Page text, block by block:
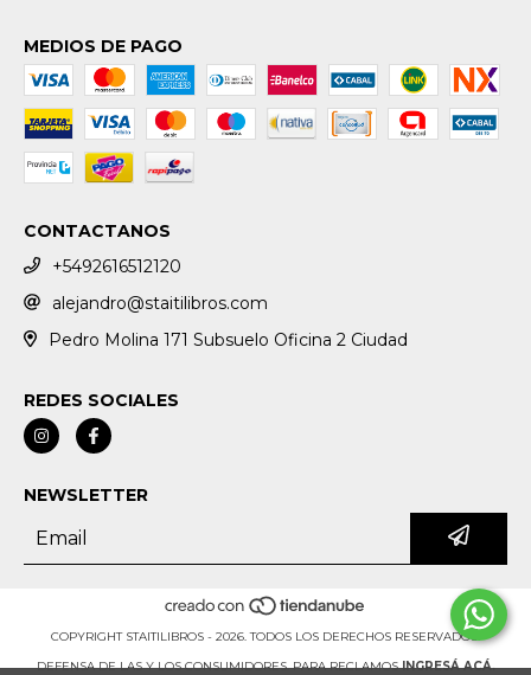
MEDIOS DE PAGO
CONTACTANOS
+5492616512120
alejandro@staitilibros.com
Pedro Molina 171 Subsuelo Oficina 2 Ciudad
REDES SOCIALES
NEWSLETTER
COPYRIGHT STAITILIBROS - 2026. TODOS LOS DERECHOS RESERVADOS.
DEFENSA DE LAS Y LOS CONSUMIDORES. PARA RECLAMOS INGRESÁ ACÁ.